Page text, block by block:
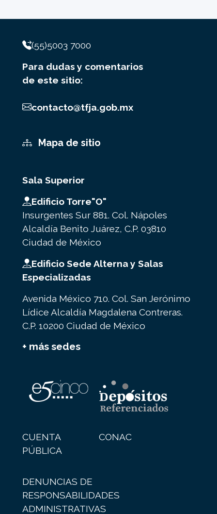
(55)5003 7000
Para dudas y comentarios
de este sitio:
contacto@tfja.gob.mx
Mapa de sitio
Sala Superior
Edificio Torre"O"
Insurgentes Sur 881. Col. Nápoles
Alcaldía Benito Juárez, C.P. 03810
Ciudad de México
Edificio Sede Alterna y Salas
Especializadas
Avenida México 710. Col. San Jerónimo
Lídice Alcaldía Magdalena Contreras.
C.P. 10200 Ciudad de México
+ más sedes
CUENTA
PÚBLICA
CONAC
DENUNCIAS DE
RESPONSABILIDADES
ADMINISTRATIVAS